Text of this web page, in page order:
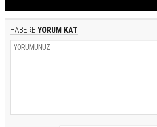
HABERE YORUM KAT